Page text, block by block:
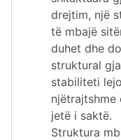
drejtim, një
të mbajë
duhet dhe
struktural
stabiliteti
jetë i saktë.
Struktura